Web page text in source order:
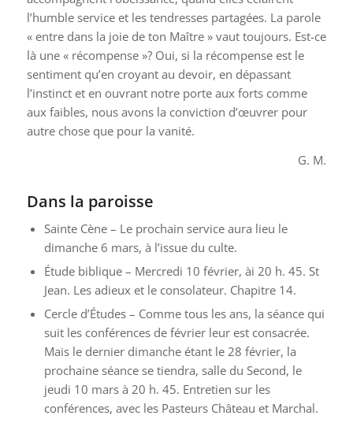
l’humble service et les tendresses partagées. La parole
« entre dans la joie de ton Maître » vaut toujours. Est-ce
là une « récompense »? Oui, si la récompense est le
sentiment qu’en croyant au devoir, en dépassant
l’instinct et en ouvrant notre porte aux forts comme
aux faibles, nous avons la conviction d’œuvrer pour
autre chose que pour la vanité.
G. M.
Dans la paroisse
Sainte Cène – Le prochain service aura lieu le
dimanche 6 mars, à l’issue du culte.
Étude biblique – Mercredi 10 février, ài 20 h. 45. St
Jean. Les adieux et le consolateur. Chapitre 14.
Cercle d’Études – Comme tous les ans, la séance qui
suit les conférences de février leur est consacrée.
Mais le dernier dimanche étant le 28 février, la
prochaine séance se tiendra, salle du Second, le
jeudi 10 mars à 20 h. 45. Entretien sur les
conférences, avec les Pasteurs Château et Marchal.